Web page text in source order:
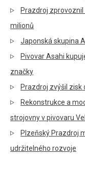
Prazdroj
milionů
Japonská skupina
Pivovar Asahi
značky
Prazdroj zvýšil zisk
Rekonstrukce a
strojovny v pivovaru
Plzeňský Prazdroj
udržitelného rozvoje